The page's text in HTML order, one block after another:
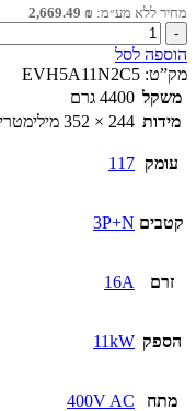
מחיר ללא מע״מ: 2,669.49 ₪
כמות
של
עמדת
טעינה
לרכב
3P
כבל
הוספה לסל
מק”ט: EVH5A11N2C5
משקל 4400 גרם
מידות 244 × 352 מילימטרים
עומק 117
קטבים 3P+N
זרם 16A
הספק 11kW
מתח 400V AC